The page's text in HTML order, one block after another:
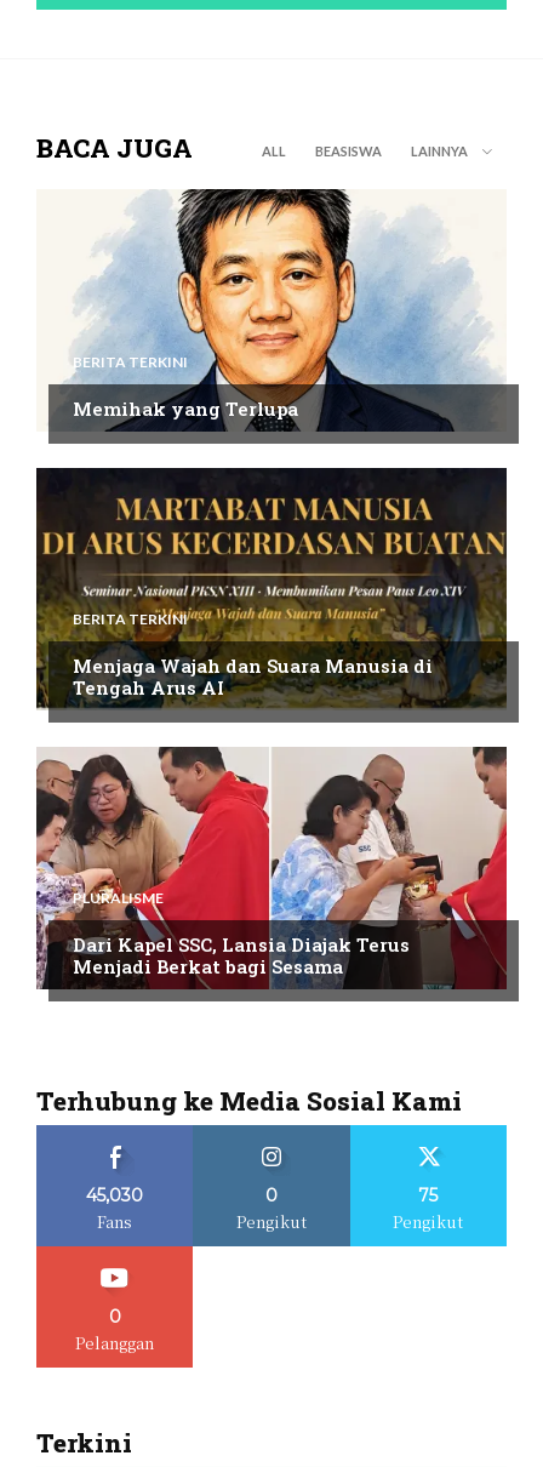
BACA JUGA ALL BEASISWA LAINNYA
BERITA TERKINI
Memihak yang Terlupa
BERITA TERKINI
Menjaga Wajah dan Suara Manusia di
Tengah Arus AI
PLURALISME
Dari Kapel SSC, Lansia Diajak Terus
Menjadi Berkat bagi Sesama
Terhubung ke Media Sosial Kami
45,030
Fans
0
Pengikut
75
Pengikut
0
Pelanggan
Terkini